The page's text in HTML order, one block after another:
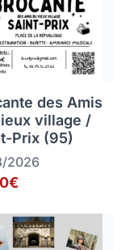
des Amis
village /
Prix (95)
2026